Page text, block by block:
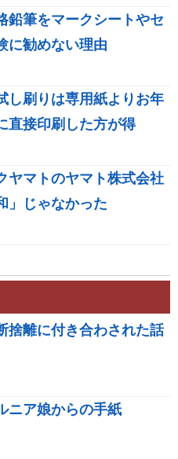
鉛筆をマークシートやセ
に勧めない理由
し刷りは専用紙よりお年
直接印刷した方が得
ヤマトのヤマト株式会社
」じゃなかった
捨離に付き合わされた話
ニア娘からの手紙